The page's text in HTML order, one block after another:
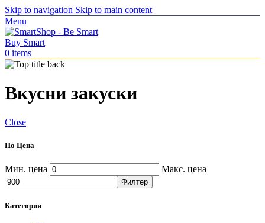
Skip to navigation Skip to main content
Menu
0 items
Вкусни закуски
Close
По Цена
Мин. цена Макс. цена
Филтер
Категории